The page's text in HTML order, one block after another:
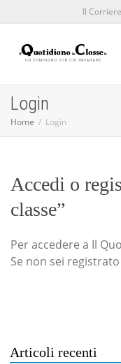
Il
Login
Home Login
Accedi o
classe”
Per accedere a Il
Se non sei registrato
Articoli recenti